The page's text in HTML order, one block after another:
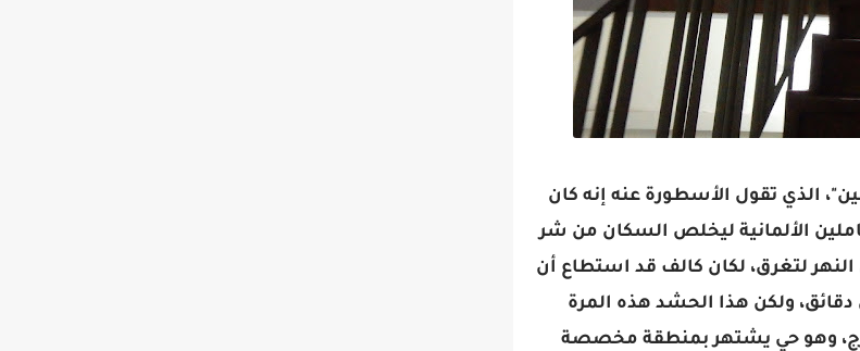
الذي تقول الأسطورة عنه إنه كان
الألمانية ليخلص السكان من شر
لتغرق، لكان كالف قد استطاع أن
ولكن هذا الحشد هذه المرة
وهو حي يشتهر بمنطقة مخصصة